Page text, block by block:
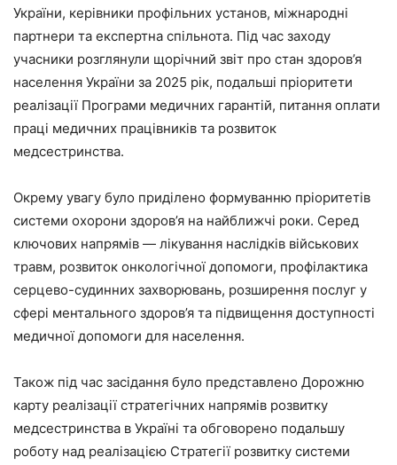
України, керівники профільних установ, міжнародні
партнери та експертна спільнота. Під час заходу
учасники розглянули щорічний звіт про стан здоров’я
населення України за 2025 рік, подальші пріоритети
реалізації Програми медичних гарантій, питання оплати
праці медичних працівників та розвиток
медсестринства.
Окрему увагу було приділено формуванню пріоритетів
системи охорони здоров’я на найближчі роки. Серед
ключових напрямів — лікування наслідків військових
травм, розвиток онкологічної допомоги, профілактика
серцево-судинних захворювань, розширення послуг у
сфері ментального здоров’я та підвищення доступності
медичної допомоги для населення.
Також під час засідання було представлено Дорожню
карту реалізації стратегічних напрямів розвитку
медсестринства в Україні та обговорено подальшу
роботу над реалізацією Стратегії розвитку системи